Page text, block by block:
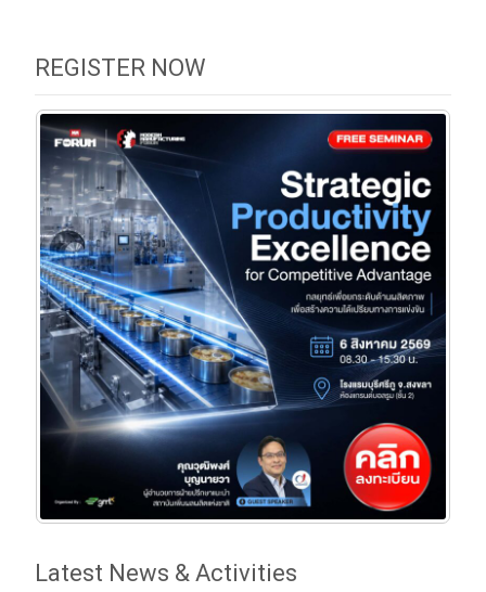
REGISTER NOW
Latest News & Activities